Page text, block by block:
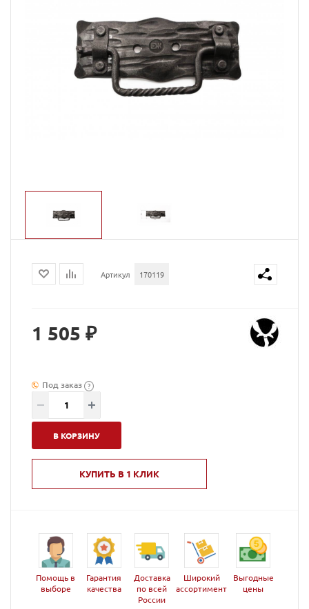
Артикул 170119
1 505 ₽
Под заказ ?
В КОРЗИНУ
КУПИТЬ В 1 КЛИК
Помощь в
выборе
Гарантия
качества
Доставка
по всей
России
Широкий
ассортимент
Выгодные
цены